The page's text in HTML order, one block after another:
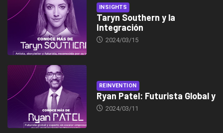
INSIGHTS
Taryn Southern y la
Integración
2024/03/15
REINVENTION
Ryan Patel: Futurista Global y
2024/03/11